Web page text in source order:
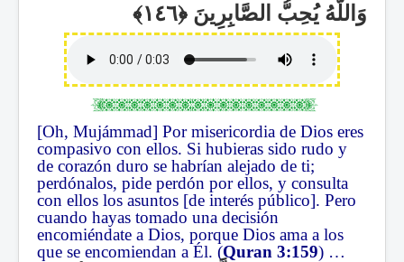
وَاللَّهُ يُحِبُّ الصَّابِرِينَ
[Oh, Mujámmad] Por misericordia de Dios eres
compasivo con ellos. Si hubieras sido rudo y
de corazón duro se habrían alejado de ti;
perdónalos, pide perdón por ellos, y consulta
con ellos los asuntos [de interés público]. Pero
cuando hayas tomado una decisión
encomiéndate a Dios, porque Dios ama a los
que se encomiendan a Él. (Quran 3:159) …